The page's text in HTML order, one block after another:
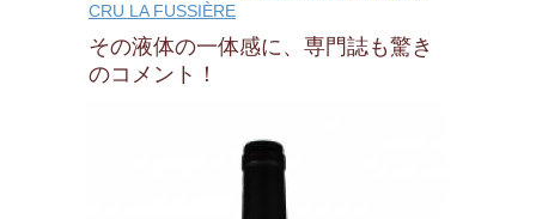
CRU LA FUSSIÈRE
その液体の一体感に、専門誌も驚き
のコメント！